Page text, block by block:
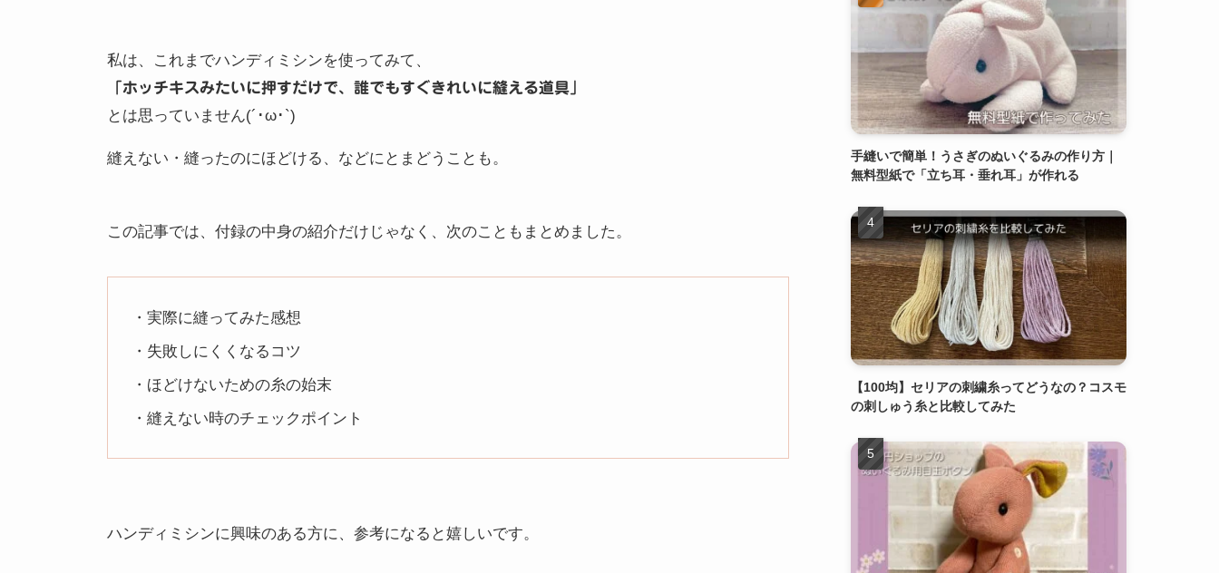
私は、これまでハンディミシンを使ってみて、
「ホッチキスみたいに押すだけで、誰でもすぐきれいに縫える道具」
とは思っていません(´･ω･`)
縫えない・縫ったのにほどける、などにとまどうことも。
この記事では、付録の中身の紹介だけじゃなく、次のこともまとめました。
・実際に縫ってみた感想
・失敗しにくくなるコツ
・ほどけないための糸の始末
・縫えない時のチェックポイント
ハンディミシンに興味のある方に、参考になると嬉しいです。
手縫いで簡単！うさぎのぬいぐるみの作り方｜
無料型紙で「立ち耳・垂れ耳」が作れる
【100均】セリアの刺繍糸ってどうなの？コスモ
の刺しゅう糸と比較してみた